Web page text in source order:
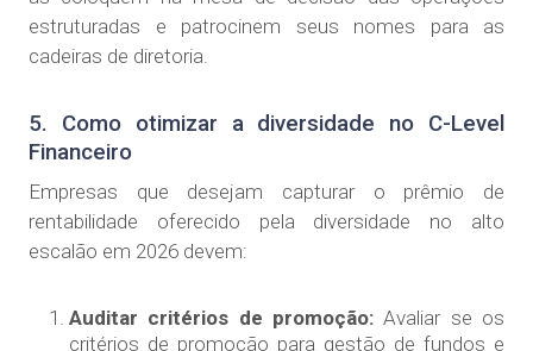
estruturadas e patrocinem seus nomes para as
cadeiras de diretoria.
5. Como otimizar a diversidade no C-Level
Financeiro
Empresas que desejam capturar o prêmio de
rentabilidade oferecido pela diversidade no alto
escalão em 2026 devem:
Auditar critérios de promoção: Avaliar se os
critérios de promoção para gestão de fundos e